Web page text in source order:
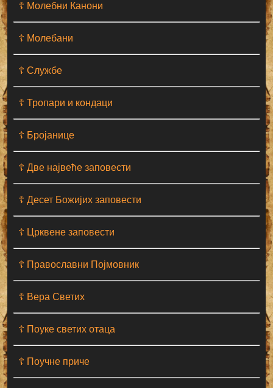
☦ Молебни Канони
☦ Молебани
☦ Службе
☦ Тропари и кондаци
☦ Бројанице
☦ Две највеће заповести
☦ Десет Божијих заповести
☦ Црквене заповести
☦ Православни Појмовник
☦ Вера Светих
☦ Поуке светих отаца
☦ Поучне приче